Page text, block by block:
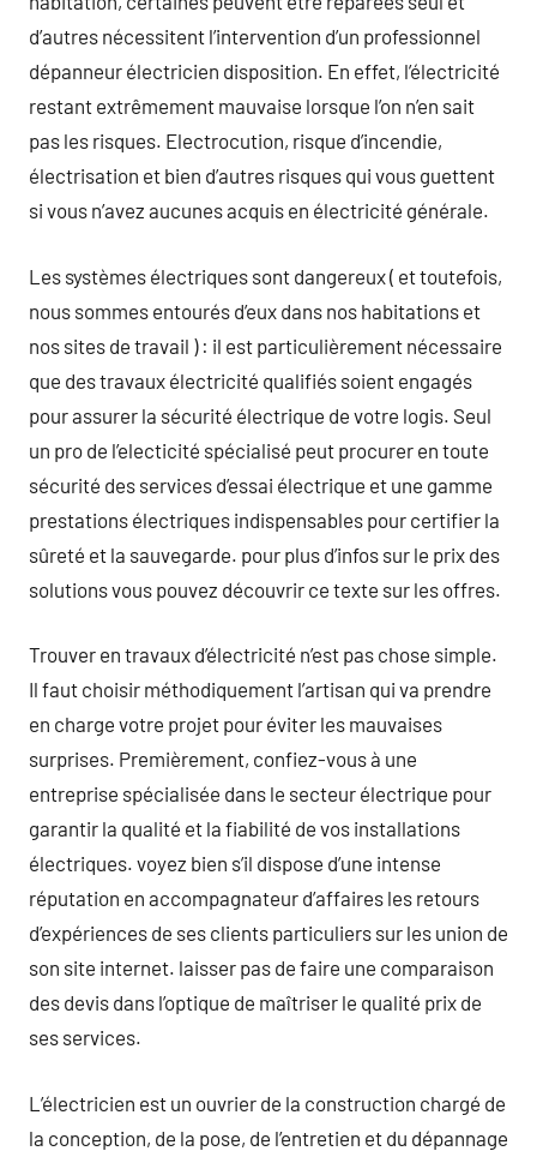
d’autres nécessitent l’intervention d’un professionnel
dépanneur électricien disposition. En effet, l’électricité
restant extrêmement mauvaise lorsque l’on n’en sait
pas les risques. Electrocution, risque d’incendie,
électrisation et bien d’autres risques qui vous guettent
si vous n’avez aucunes acquis en électricité générale.
Les systèmes électriques sont dangereux ( et toutefois,
nous sommes entourés d’eux dans nos habitations et
nos sites de travail ) : il est particulièrement nécessaire
que des travaux électricité qualifiés soient engagés
pour assurer la sécurité électrique de votre logis. Seul
un pro de l’electicité spécialisé peut procurer en toute
sécurité des services d’essai électrique et une gamme
prestations électriques indispensables pour certifier la
sûreté et la sauvegarde. pour plus d’infos sur le prix des
solutions vous pouvez découvrir ce texte sur les offres.
Trouver en travaux d’électricité n’est pas chose simple.
Il faut choisir méthodiquement l’artisan qui va prendre
en charge votre projet pour éviter les mauvaises
surprises. Premièrement, confiez-vous à une
entreprise spécialisée dans le secteur électrique pour
garantir la qualité et la fiabilité de vos installations
électriques. voyez bien s’il dispose d’une intense
réputation en accompagnateur d’affaires les retours
d’expériences de ses clients particuliers sur les union de
son site internet. laisser pas de faire une comparaison
des devis dans l’optique de maîtriser le qualité prix de
ses services.
L’électricien est un ouvrier de la construction chargé de
la conception, de la pose, de l’entretien et du dépannage